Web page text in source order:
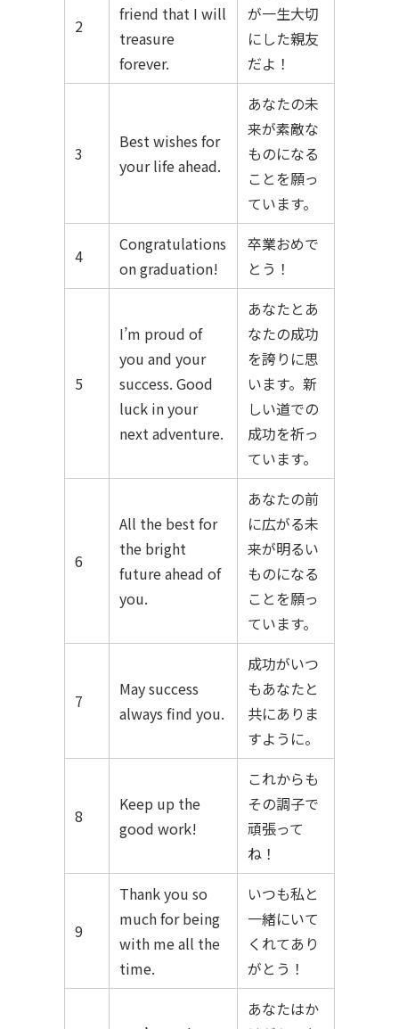
2
friend that I will
treasure
forever.
が一生大切
にした親友
だよ！
3
Best wishes for
your life ahead.
あなたの未
来が素敵な
ものになる
ことを願っ
ています。
4
Congratulations
on graduation!
卒業おめで
とう！
5
I’m proud of
you and your
success. Good
luck in your
next adventure.
あなたとあ
なたの成功
を誇りに思
います。新
しい道での
成功を祈っ
ています。
6
All the best for
the bright
future ahead of
you.
あなたの前
に広がる未
来が明るい
ものになる
ことを願っ
ています。
7
May success
always find you.
成功がいつ
もあなたと
共にありま
すように。
8
Keep up the
good work!
これからも
その調子で
頑張って
ね！
9
Thank you so
much for being
with me all the
time.
いつも私と
一緒にいて
くれてあり
がとう！
あなたはか